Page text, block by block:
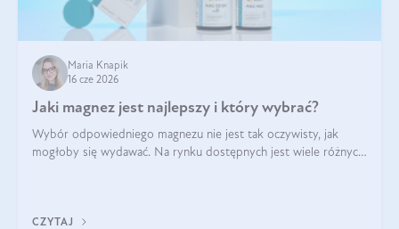
Maria Knapik
16 cze 2026
Jaki magnez jest najlepszy i który wybrać?
Wybór odpowiedniego magnezu nie jest tak oczywisty, jak
mogłoby się wydawać. Na rynku dostępnych jest wiele różnych
CZYTAJ